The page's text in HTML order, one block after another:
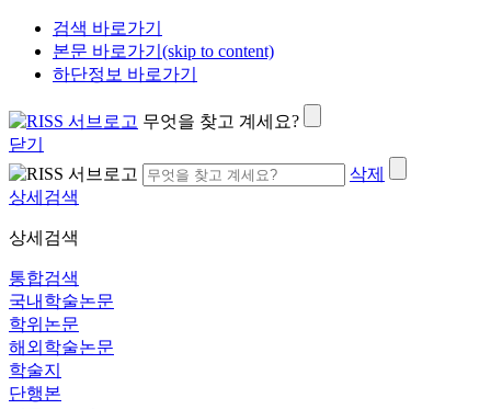
검색 바로가기
본문 바로가기(skip to content)
하단정보 바로가기
무엇을 찾고 계세요?
닫기
삭제
상세검색
상세검색
통합검색
국내학술논문
학위논문
해외학술논문
학술지
단행본